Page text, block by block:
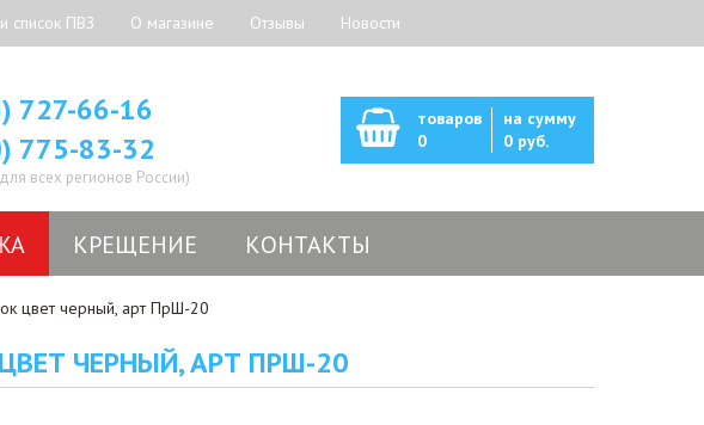
список ПВЗ О магазине Отзывы Новости
727-66-16
775-83-32
всех регионов России)
товаров
0
на сумму
0 руб.
КРЕЩЕНИЕ КОНТАКТЫ
цвет черный, арт ПрШ-20
ЧЕРНЫЙ, АРТ ПРШ-20